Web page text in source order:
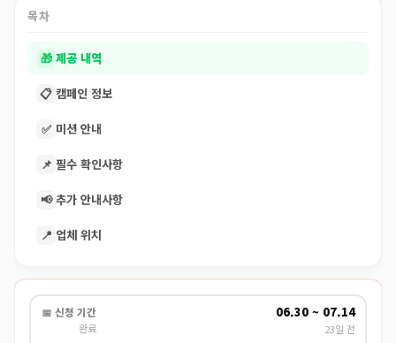
목차
🎁 제공 내역
📋 캠페인 정보
✅ 미션 안내
📌 필수 확인사항
📢 추가 안내사항
📍 업체 위치
📅 신청 기간
완료
06.30 ~ 07.14
23일 전